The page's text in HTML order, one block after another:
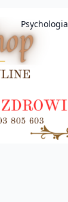
Psychologia